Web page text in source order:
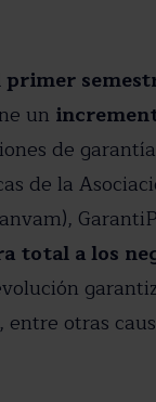
un
de
de la
total a los
otras
Recibe toda